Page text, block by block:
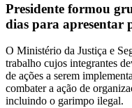
Presidente formou
dias para apresentar
O Ministério da Justiça e
trabalho cujos integrantes
de ações a serem
combater a ação de
incluindo o garimpo ilegal.